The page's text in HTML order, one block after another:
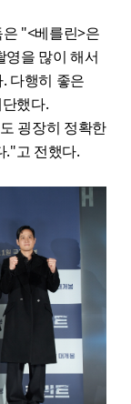
"<베를린>은
영을 많이 해서
다행히 좋은
했다.
굉장히 정확한
."고 전했다.